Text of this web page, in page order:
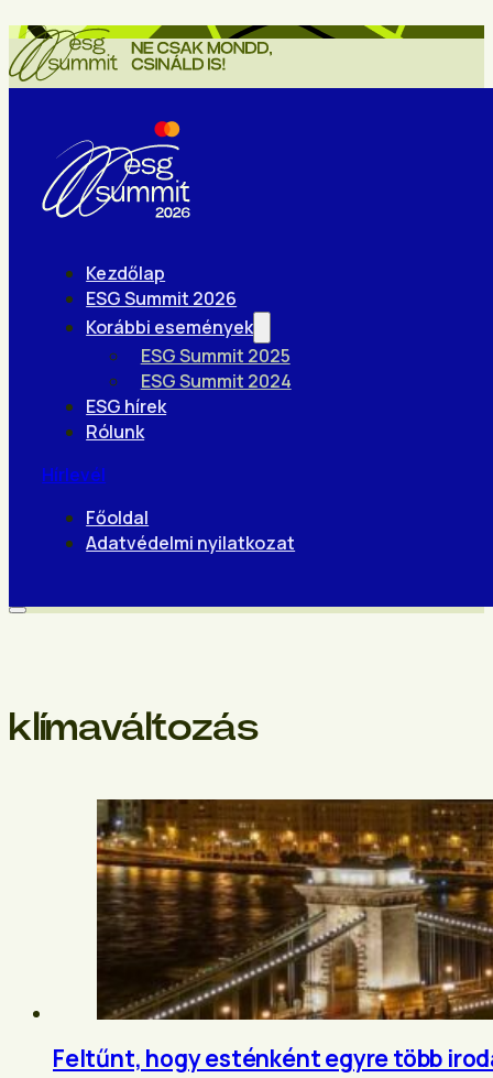
Kezdőlap
ESG Summit 2026
Korábbi események
ESG Summit 2025
ESG Summit 2024
ESG hírek
Rólunk
Hírlevél
Főoldal
Adatvédelmi nyilatkozat
klímaváltozás
Feltűnt, hogy esténként egyre több